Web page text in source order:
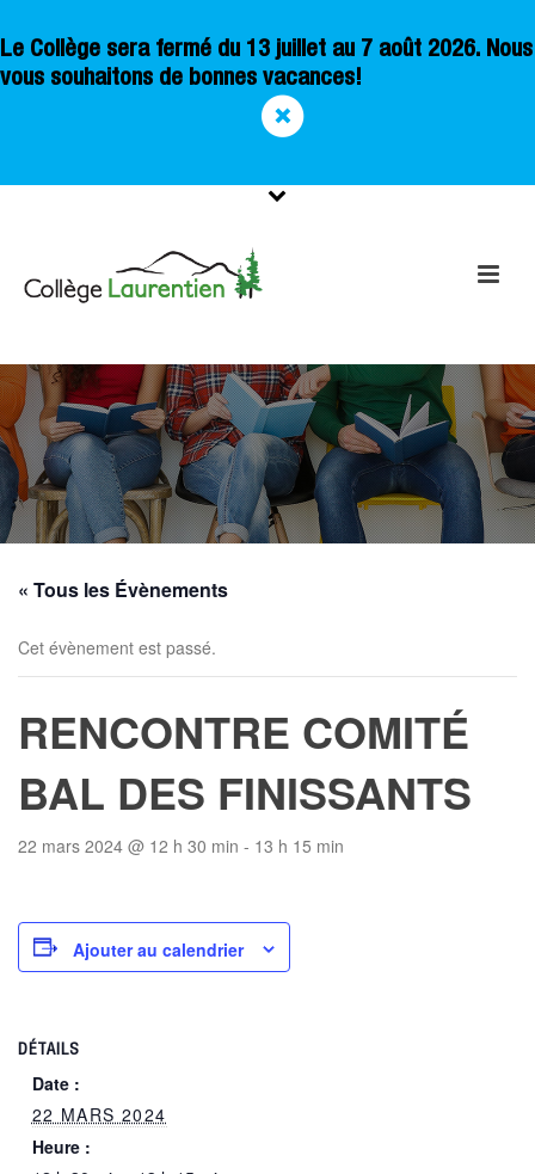
Le Collège sera fermé du 13 juillet au 7 août 2026. Nous
vous souhaitons de bonnes vacances!
« Tous les Évènements
Cet évènement est passé.
RENCONTRE COMITÉ
BAL DES FINISSANTS
22 mars 2024 @ 12 h 30 min - 13 h 15 min
Ajouter au calendrier
DÉTAILS
Date :
22 MARS 2024
Heure :